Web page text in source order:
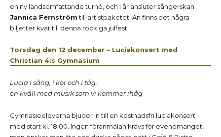
en ny landsomfattande turné, och i år ansluter sångerskan
Jannica Fernströmtill artistpaketet. Än finns det några
biljetter kvar till denna rockiga julfest!
Torsdag den 12 december – Luciakonsert med
Christian 4:s Gymnasium
Lucia i sång, i kör och i tåg,
en kväll med musik som vi kommer ihåg
Gymnasieeleverna bjuder in till en kostnadsfri luciakonsert
med start kl. 18.00. Ingen föranmälan krävs för evenemanget,